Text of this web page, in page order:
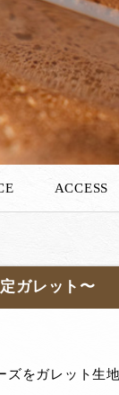
ACCESS
ガレット〜
ズをガレット生